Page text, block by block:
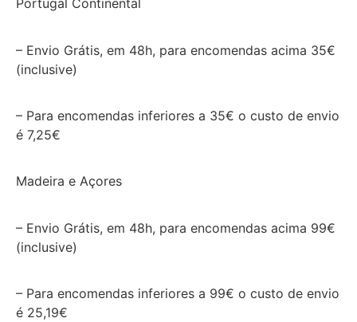
Portugal Continental
– Envio Grátis, em 48h, para encomendas acima 35€
(inclusive)
– Para encomendas inferiores a 35€ o custo de envio
é 7,25€
Madeira e Açores
– Envio Grátis, em 48h, para encomendas acima 99€
(inclusive)
– Para encomendas inferiores a 99€ o custo de envio
é 25,19€